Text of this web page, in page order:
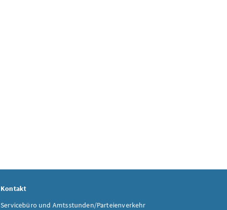
Kontakt
Servicebüro und Amtsstunden/Parteienverkehr